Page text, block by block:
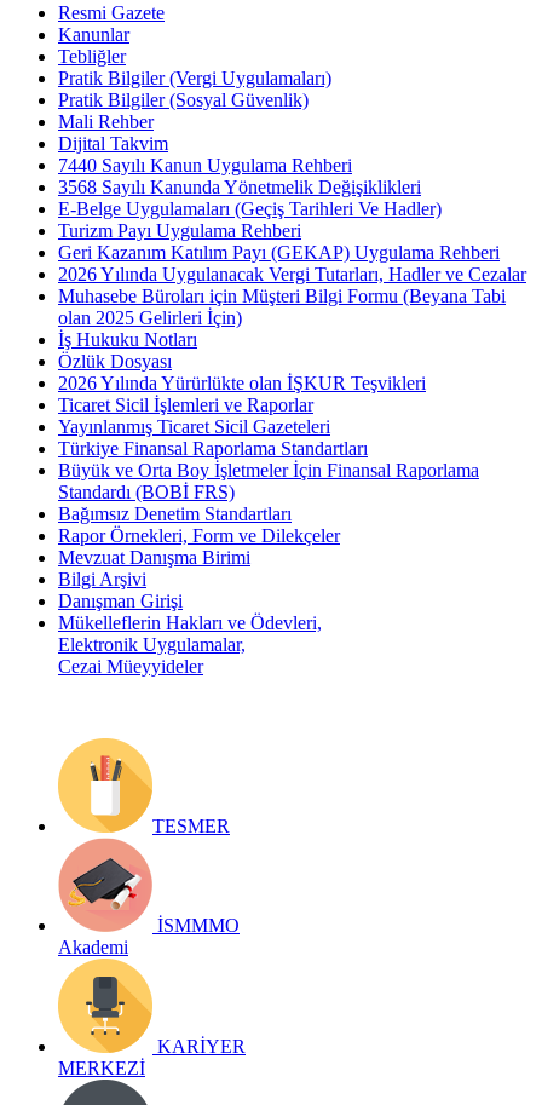
Resmi Gazete
Kanunlar
Tebliğler
Pratik Bilgiler (Vergi Uygulamaları)
Pratik Bilgiler (Sosyal Güvenlik)
Mali Rehber
Dijital Takvim
7440 Sayılı Kanun Uygulama Rehberi
3568 Sayılı Kanunda Yönetmelik Değişiklikleri
E-Belge Uygulamaları (Geçiş Tarihleri Ve Hadler)
Turizm Payı Uygulama Rehberi
Geri Kazanım Katılım Payı (GEKAP) Uygulama Rehberi
2026 Yılında Uygulanacak Vergi Tutarları, Hadler ve Cezalar
Muhasebe Büroları için Müşteri Bilgi Formu (Beyana Tabi
olan 2025 Gelirleri İçin)
İş Hukuku Notları
Özlük Dosyası
2026 Yılında Yürürlükte olan İŞKUR Teşvikleri
Ticaret Sicil İşlemleri ve Raporlar
Yayınlanmış Ticaret Sicil Gazeteleri
Türkiye Finansal Raporlama Standartları
Büyük ve Orta Boy İşletmeler İçin Finansal Raporlama
Standardı (BOBİ FRS)
Bağımsız Denetim Standartları
Rapor Örnekleri, Form ve Dilekçeler
Mevzuat Danışma Birimi
Bilgi Arşivi
Danışman Girişi
Mükelleflerin Hakları ve Ödevleri,
Elektronik Uygulamalar,
Cezai Müeyyideler
TESMER
İSMMMO
Akademi
KARİYER
MERKEZİ